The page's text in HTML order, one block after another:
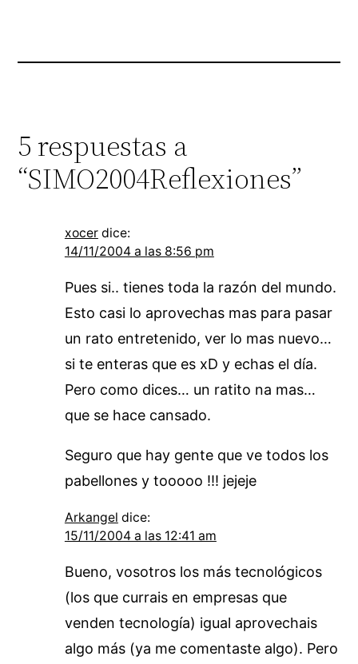
5 respuestas a
“SIMO2004Reflexiones”
xocer dice:
14/11/2004 a las 8:56 pm
Pues si.. tienes toda la razón del mundo.
Esto casi lo aprovechas mas para pasar
un rato entretenido, ver lo mas nuevo…
si te enteras que es xD y echas el día.
Pero como dices… un ratito na mas…
que se hace cansado.
Seguro que hay gente que ve todos los
pabellones y tooooo !!! jejeje
Arkangel dice:
15/11/2004 a las 12:41 am
Bueno, vosotros los más tecnológicos
(los que currais en empresas que
venden tecnología) igual aprovechais
algo más (ya me comentaste algo). Pero